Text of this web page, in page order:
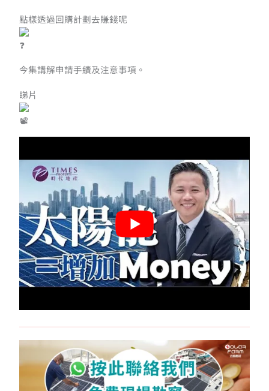
點樣透過回購計劃去賺錢呢
今集講解申請手續及注意事項。
睇片